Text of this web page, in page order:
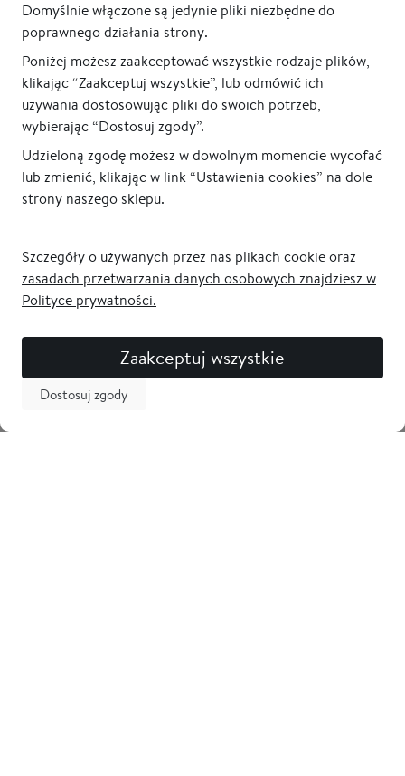
Newsletter
Domyślnie włączone są jedynie pliki niezbędne do
poprawnego działania strony.
Poniżej możesz zaakceptować wszystkie rodzaje plików,
klikając “Zaakceptuj wszystkie”, lub odmówić ich
używania dostosowując pliki do swoich potrzeb,
wybierając “Dostosuj zgody”.
Udzieloną zgodę możesz w dowolnym momencie wycofać
lub zmienić, klikając w link “Ustawienia cookies” na dole
strony naszego sklepu.
Szczegóły o używanych przez nas plikach cookie oraz
zasadach przetwarzania danych osobowych znajdziesz w
Polityce prywatności.
Dostosuj zgody
Zaakceptuj wszystkie